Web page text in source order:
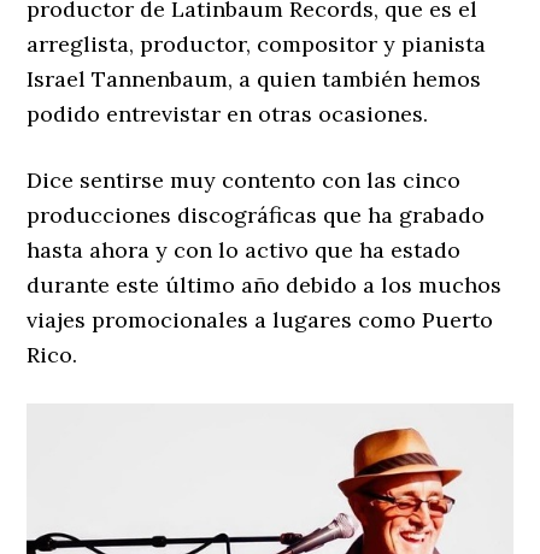
productor de Latinbaum Records, que es el
arreglista, productor, compositor y pianista
Israel Tannenbaum, a quien también hemos
podido entrevistar en otras ocasiones.
Dice sentirse muy contento con las cinco
producciones discográficas que ha grabado
hasta ahora y con lo activo que ha estado
durante este último año debido a los muchos
viajes promocionales a lugares como Puerto
Rico.